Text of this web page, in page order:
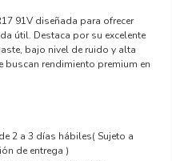
91V diseñada para ofrecer
útil. Destaca por su excelente
bajo nivel de ruido y alta
buscan rendimiento premium en
2 a 3 días hábiles( Sujeto a
de entrega )